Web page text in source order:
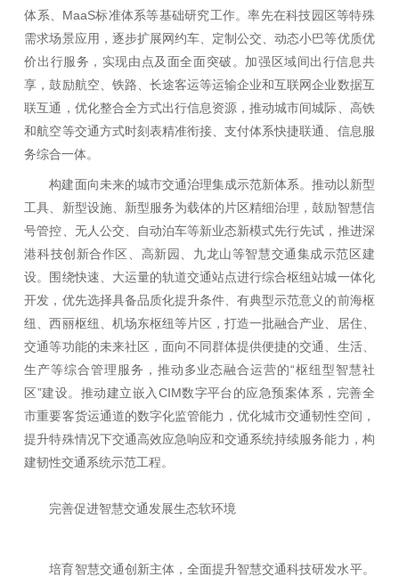
体系、MaaS标准体系等基础研究工作。率先在科技园区等特殊
需求场景应用，逐步扩展网约车、定制公交、动态小巴等优质优
价出行服务，实现由点及面全面突破。加强区域间出行信息共
享，鼓励航空、铁路、长途客运等运输企业和互联网企业数据互
联互通，优化整合全方式出行信息资源，推动城市间城际、高铁
和航空等交通方式时刻表精准衔接、支付体系快捷联通、信息服
务综合一体。
构建面向未来的城市交通治理集成示范新体系。推动以新型
工具、新型设施、新型服务为载体的片区精细治理，鼓励智慧信
号管控、无人公交、自动泊车等新业态新模式先行先试，推进深
港科技创新合作区、高新园、九龙山等智慧交通集成示范区建
设。围绕快速、大运量的轨道交通站点进行综合枢纽站城一体化
开发，优先选择具备品质化提升条件、有典型示范意义的前海枢
纽、西丽枢纽、机场东枢纽等片区，打造一批融合产业、居住、
交通等功能的未来社区，面向不同群体提供便捷的交通、生活、
生产等综合管理服务，推动多业态融合运营的“枢纽型智慧社
区”建设。推动建立嵌入CIM数字平台的应急预案体系，完善全
市重要客货运通道的数字化监管能力，优化城市交通韧性空间，
提升特殊情况下交通高效应急响应和交通系统持续服务能力，构
建韧性交通系统示范工程。
完善促进智慧交通发展生态软环境
培育智慧交通创新主体，全面提升智慧交通科技研发水平。